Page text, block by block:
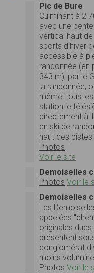
Pic de Bure
Culminant à 2
avec une
vertical haut
sports d'hiver
accessible à
randonnée (en
343 m), par le
la randonnée,
même, tous
station le
directement à
en ski de
haut des
Photos
Voir le site
Demoiselles
Photos Voir le
Demoiselles
Les
appelées
originales
présentent
conglomérat
moins
Photos Voir le